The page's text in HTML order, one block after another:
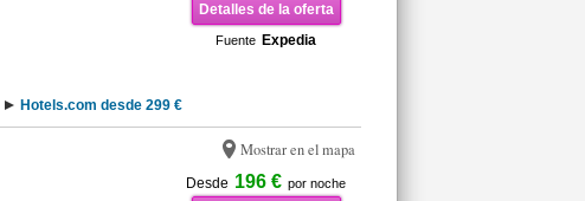
Detalles de la oferta
Fuente Expedia
Hotels.com desde 299 €
Mostrar en el mapa
Desde 196 € por noche